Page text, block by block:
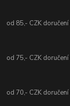
od 85,- CZK
od 75,- CZK
od 70,- CZK